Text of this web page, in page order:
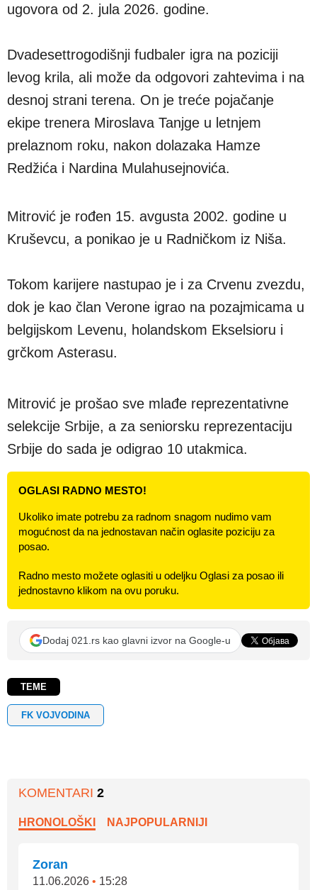
ugovora od 2. jula 2026. godine.
Dvadesettrogodišnji fudbaler igra na poziciji
levog krila, ali može da odgovori zahtevima i na
desnoj strani terena. On je treće pojačanje
ekipe trenera Miroslava Tanjge u letnjem
prelaznom roku, nakon dolazaka Hamze
Redžića i Nardina Mulahusejnovića.
Mitrović je rođen 15. avgusta 2002. godine u
Kruševcu, a ponikao je u Radničkom iz Niša.
Tokom karijere nastupao je i za Crvenu zvezdu,
dok je kao član Verone igrao na pozajmicama u
belgijskom Levenu, holandskom Ekselsioru i
grčkom Asterasu.
Mitrović je prošao sve mlađe reprezentativne
selekcije Srbije, a za seniorsku reprezentaciju
Srbije do sada je odigrao 10 utakmica.
OGLASI RADNO MESTO!
Ukoliko imate potrebu za radnom snagom nudimo vam
mogućnost da na jednostavan način oglasite poziciju za
posao.
Radno mesto možete oglasiti u odeljku Oglasi za posao ili
jednostavno klikom na ovu poruku.
Dodaj 021.rs kao glavni izvor na Google-u
TEME
FK VOJVODINA
KOMENTARI 2
HRONOLOŠKI NAJPOPULARNIJI
Zoran
11.06.2026 • 15:28